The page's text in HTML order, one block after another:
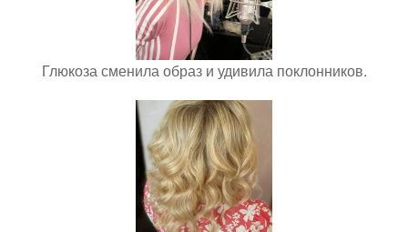
Глюкоза сменила образ и удивила поклонников.